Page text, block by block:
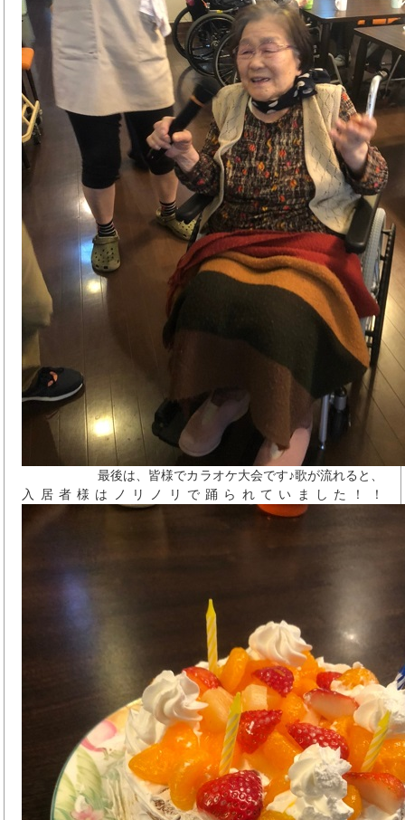
最後は、皆様でカラオケ大会です♪歌が流れると、
入居者様はノリノリで踊られていました！！